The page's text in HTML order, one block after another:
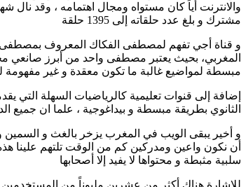
مشترك و بلغ عدد حلقاته إلى 1395 حلقة
و قناة أجي تفهم لمصطفى الفكاك المعروف بمصطفى
المغربي، بحيث يعتبر مصطفى واحد من أبرز صانعي
مبسطة لمواضيع غالبة ما تكون معقدة و غير مفهومة
إضافة إلى قنوات تعليمية كالرياضيات السهلة التي
الثانوي بطريقة مبسطة و بيداغوجية ، علما ان جميع
و أخير يبقى الويب في المغرب يزخر بالغث و
أن نكون واعين ومدركين كم من الوقت تلتهم علينا
سلبية مثبطة و محتواها لا يفيد إلا أصحابها